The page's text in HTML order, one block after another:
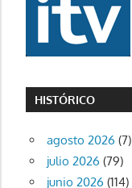
HISTÓRICO
agosto 2026 (7)
julio 2026 (79)
junio 2026 (114)